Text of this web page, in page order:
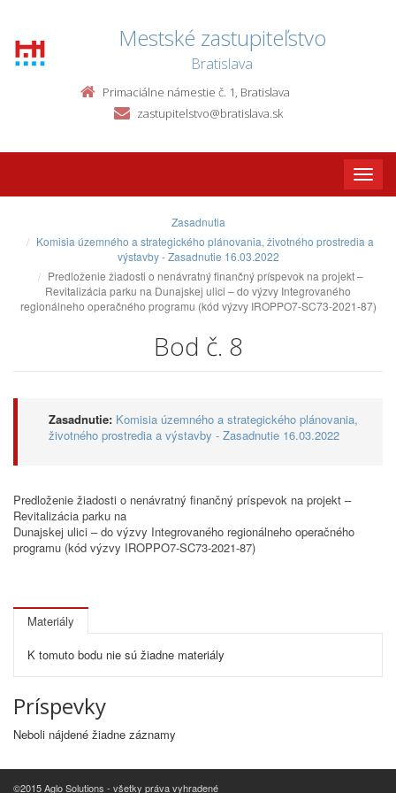
Mestské zastupiteľstvo
Bratislava
Primaciálne námestie č. 1, Bratislava
zastupitelstvo@bratislava.sk
Toggle
Zasadnutia
Komisia územného a strategického plánovania, životného prostredia a
výstavby - Zasadnutie 16.03.2022
Predloženie žiadosti o nenávratný finančný príspevok na projekt –
Revitalizácia parku na Dunajskej ulici – do výzvy Integrovaného
regionálneho operačného programu (kód výzvy IROPPO7-SC73-2021-87)
Bod č. 8
Zasadnutie: Komisia územného a strategického plánovania,
životného prostredia a výstavby - Zasadnutie 16.03.2022
Predloženie žiadosti o nenávratný finančný príspevok na projekt –
Revitalizácia parku na
Dunajskej ulici – do výzvy Integrovaného regionálneho operačného
programu (kód výzvy IROPPO7-SC73-2021-87)
Materiály
K tomuto bodu nie sú žiadne materiály
Príspevky
Neboli nájdené žiadne záznamy
©2015 Aglo Solutions - všetky práva vyhradené